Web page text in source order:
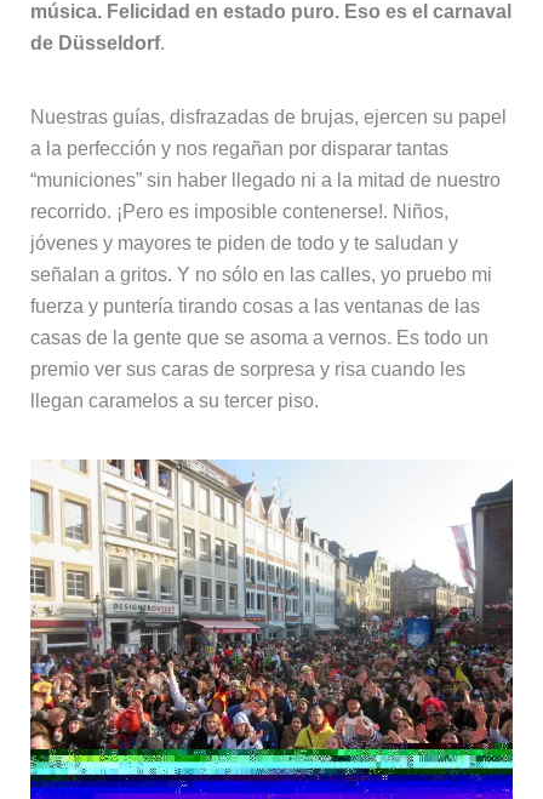
música. Felicidad en estado puro. Eso es el carnaval
de Düsseldorf.
Nuestras guías, disfrazadas de brujas, ejercen su papel
a la perfección y nos regañan por disparar tantas
“municiones” sin haber llegado ni a la mitad de nuestro
recorrido. ¡Pero es imposible contenerse!. Niños,
jóvenes y mayores te piden de todo y te saludan y
señalan a gritos. Y no sólo en las calles, yo pruebo mi
fuerza y puntería tirando cosas a las ventanas de las
casas de la gente que se asoma a vernos. Es todo un
premio ver sus caras de sorpresa y risa cuando les
llegan caramelos a su tercer piso.